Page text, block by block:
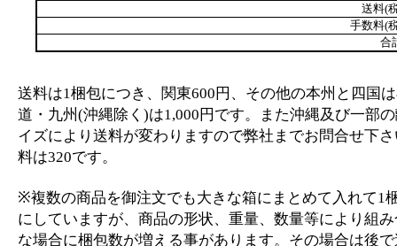
送料(
手数料(
合
送料は1梱包につき、関東600円、その他の本州と四国
道・九州(沖縄除く)は1,000円です。また沖縄及び一部
イズにより送料が変わりますので弊社までお問合せ下
料は320です。
※複数の商品を御注文でも大きな箱にまとめて入れて1
にしていますが、商品の形状、重量、数量等により組
な場合に梱包数が増える事があります。その場合は後